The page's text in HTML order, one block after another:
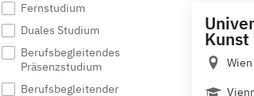
Fernstudium
Duales Studium
Berufsbegleitendes
Präsenzstudium
Berufsbegleitender
Kunst
Wien